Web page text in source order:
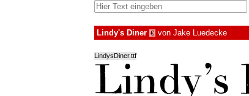
Lindy's Diner € von Jake Luedecke
LindysDiner.ttf